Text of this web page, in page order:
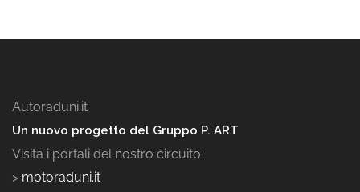
Autoraduni.it
Un nuovo progetto del Gruppo P. ART
Visita i portali del nostro circuito:
> motoraduni.it